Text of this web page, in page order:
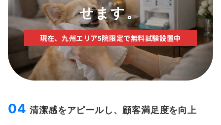
せます。
現在、九州エリア5院限定で無料試験設置中
04清潔感をアピールし、顧客満足度を向上